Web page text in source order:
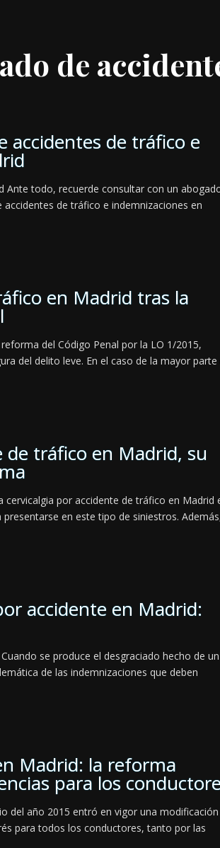
de
accidentes de tráfico e
Ante todo, recuerde consultar con un
de tráfico e indemnizaciones en
en Madrid tras la
del Código Penal por la LO 1/2015,
del delito leve. En el caso de la mayor parte
de tráfico en Madrid, su
por accidente de tráfico en Madrid
en este tipo de siniestros.
accidente en Madrid:
se produce el desgraciado hecho de un
de las indemnizaciones que deben
Madrid: la reforma
para los
del año 2015 entró en vigor una modificación
para todos los conductores, tanto por las